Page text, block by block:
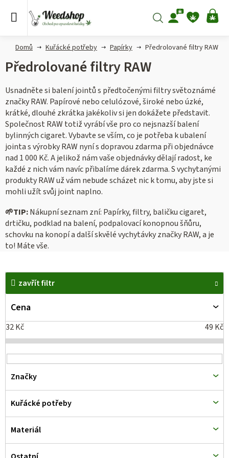
Hledat
Domů Kuřácké potřeby Papírky Předrolované filtry RAW
Předrolované filtry RAW
Usnadněte si balení jointů s předtočenými filtry světoznámé
značky RAW. Papírové nebo celulózové, široké nebo úzké,
krátké, dlouhé zkrátka jakékoliv si jen dokážete představit.
Společnost RAW totiž vyrábí vše pro co nejsnazší balení
bylinných cigaret. Vybavte se vším, co je potřeba k ubalení
jointa s výrobky RAW nyní s dopravou zdarma při objednávce
nad 1 000 Kč. A jelikož nám vaše objednávky dělají radost, ke
každé z nich vám navíc přibalíme dárek zdarma. S vychytanými
produkty RAW už vám nebude scházet nic k tomu, aby jste si
mohli užít svůj joint naplno.
🌱TIP:Nákupní seznam zní: Papírky, filtry, baličku cigaret,
drtičku, podklad na balení, podpalovací konopnou šňůru,
schovku na konopí a další skvělé vychytávky značky RAW, a je
to! Máte vše.
zavřít filtr
Cena
32Kč 49 Kč
Značky
Kuřácké potřeby
Materiál
V
p
i
s
p
r
o
d
u
k
t